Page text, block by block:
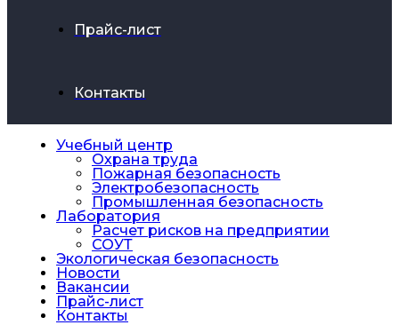
Прайс-лист
Контакты
Учебный центр
Охрана труда
Пожарная безопасность
Электробезопасность
Промышленная безопасность
Лаборатория
Расчет рисков на предприятии
СОУТ
Экологическая безопасность
Новости
Вакансии
Прайс-лист
Контакты